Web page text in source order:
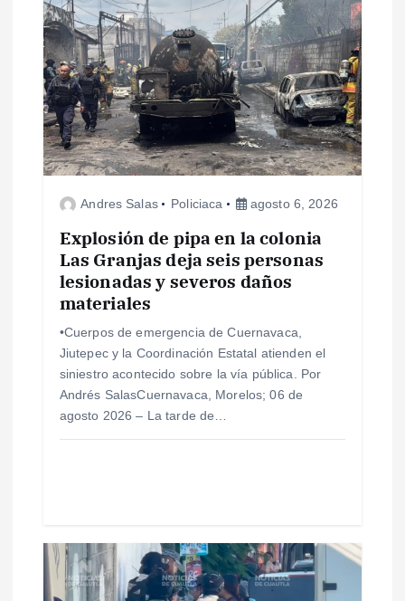
ó
n
d
s
Andres Salas Policiaca agosto 6, 2026
Explosión de pipa en la colonia
Las Granjas deja seis personas
lesionadas y severos daños
materiales
•Cuerpos de emergencia de Cuernavaca,
Jiutepec y la Coordinación Estatal atienden el
siniestro acontecido sobre la vía pública. Por
Andrés SalasCuernavaca, Morelos; 06 de
agosto 2026 – La tarde de…